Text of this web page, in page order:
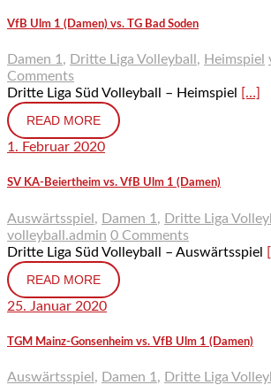
VfB Ulm 1 (Damen) vs. TG Bad Soden
Damen 1 , Dritte Liga Volleyball , Heimspiel
Comments
Dritte Liga Süd Volleyball – Heimspiel
[…]
READ MORE
1. Februar 2020
SV KA-Beiertheim vs. VfB Ulm 1 (Damen)
Auswärtsspiel, Damen 1 , Dritte Liga
volleyball.admin 0 Comments
Dritte Liga Süd Volleyball – Auswärtsspiel
READ MORE
25. Januar 2020
TGM Mainz-Gonsenheim vs. VfB Ulm 1 (Damen)
Auswärtsspiel , Damen 1 , Dritte Liga